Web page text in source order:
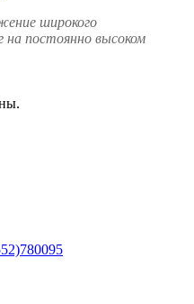
широкого
на постоянно высоком